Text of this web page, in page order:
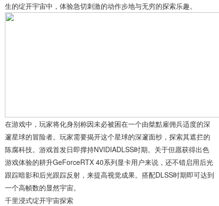
生的绽开宇宙中，体验急切刺激的动作步地与无穷的探索乐趣。
在游戏中，玩家将化身别称因未必被困在一个由桀黠雇佣兵适度的深
邃星球的冒险者。玩家需要揭开这个星球的深邃面纱，探索其遮拦的
陈腐科技。游戏首发日即撑持NVIDIADLSS时期。关于但愿获得出色
游戏体验的耕升GeForceRTX 40系列显卡用户来说，还不错启用后光
跟踪暗影和后光跟踪反射，来提高视觉成果。搭配DLSS时期即可达到
一个高帧数的显然宇宙。
千里浸式绽开宇宙探索